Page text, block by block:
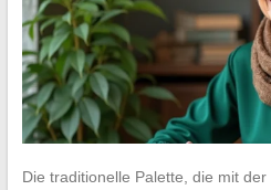
Die traditionelle Palette, die mit